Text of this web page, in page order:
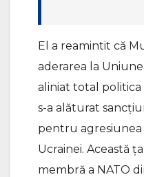
El a reamintit că
aderarea la
aliniat total politica
s-a alăturat
pentru agresiunea
Ucrainei. Această
membră a NATO